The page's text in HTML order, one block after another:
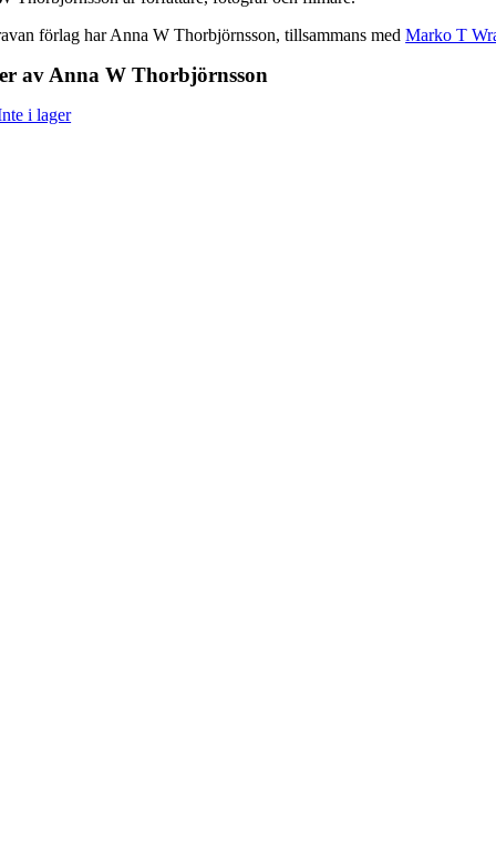
förlag har Anna W Thorbjörnsson, tillsammans medMarko T
av Anna W Thorbjörnsson
i lager